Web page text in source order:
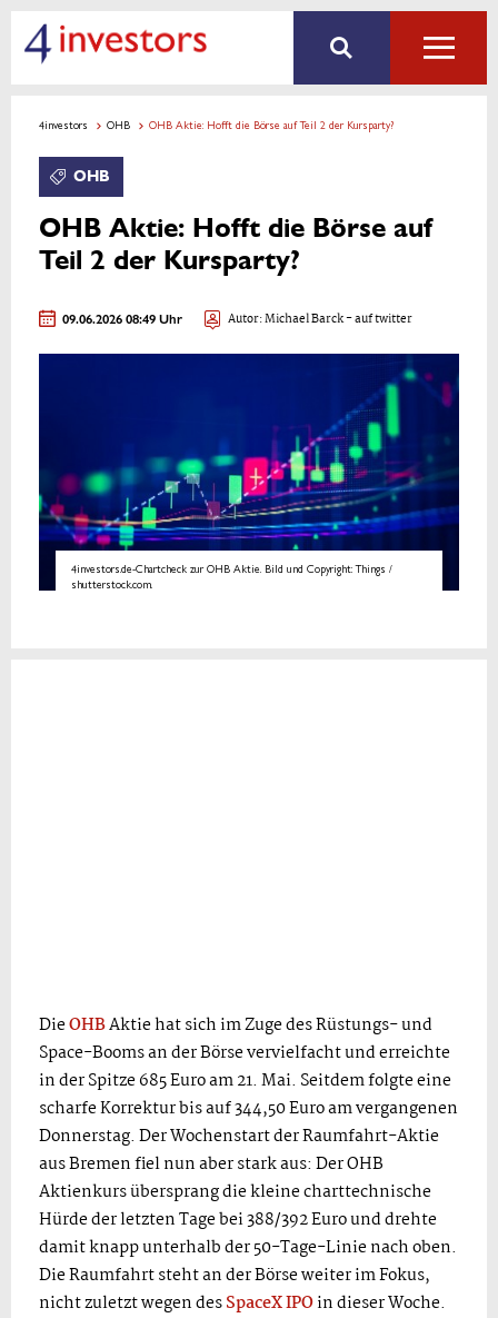
4investors OHB OHB Aktie: Hofft die Börse auf Teil 2 der Kursparty?
OHB
OHB Aktie: Hofft die Börse auf
Teil 2 der Kursparty?
09.06.2026 08:49 Uhr Autor:Michael Barck- auf twitter
4investors.de-Chartcheck zur OHB Aktie. Bild und Copyright: Things /
shutterstock.com.
DieOHBAktie hat sich im Zuge des Rüstungs- und
Space-Booms an der Börse vervielfacht und erreichte
in der Spitze 685 Euro am 21. Mai. Seitdem folgte eine
scharfe Korrektur bis auf 344,50 Euro am vergangenen
Donnerstag. Der Wochenstart der Raumfahrt-Aktie
aus Bremen fiel nun aber stark aus: Der OHB
Aktienkurs übersprang die kleine charttechnische
Hürde der letzten Tage bei 388/392 Euro und drehte
damit knapp unterhalb der 50-Tage-Linie nach oben.
Die Raumfahrt steht an der Börse weiter im Fokus,
nicht zuletzt wegen desSpaceXIPOin dieser Woche.